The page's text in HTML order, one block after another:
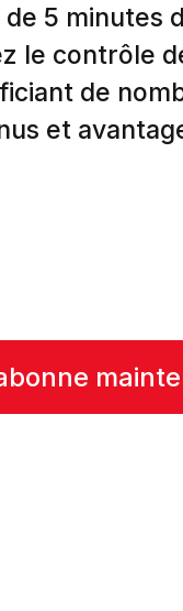
5 minutes
le contrôle
de
et